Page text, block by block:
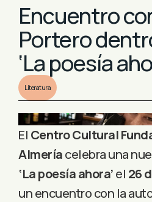
Encuentro
Portero
‘La poesía
Literatura
El Centro Cultural
Almeríacelebra una
‘La poesía ahora’el 26
un encuentro con la